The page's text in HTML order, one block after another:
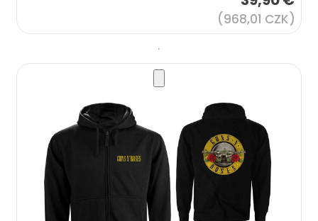
(968,01 CZK)